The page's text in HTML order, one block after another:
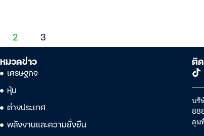
2 3
หมวดข่าว
เศรษฐกิจ
หุ้น
ต่างประเทศ
พลังงานและความยั่งยืน
ติด
บริ
ลุม